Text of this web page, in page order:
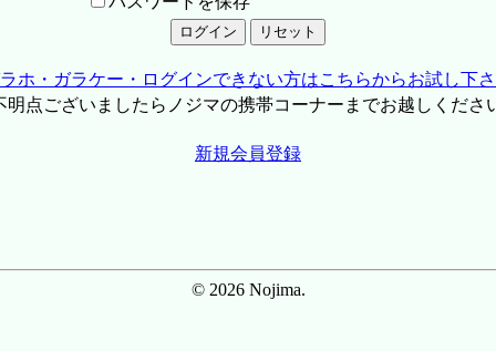
ホ・ガラケー・ログインできない方はこちらからお試し下
点ございましたらノジマの携帯コーナーまでお越しくださ
新規会員登録
© 2026 Nojima.